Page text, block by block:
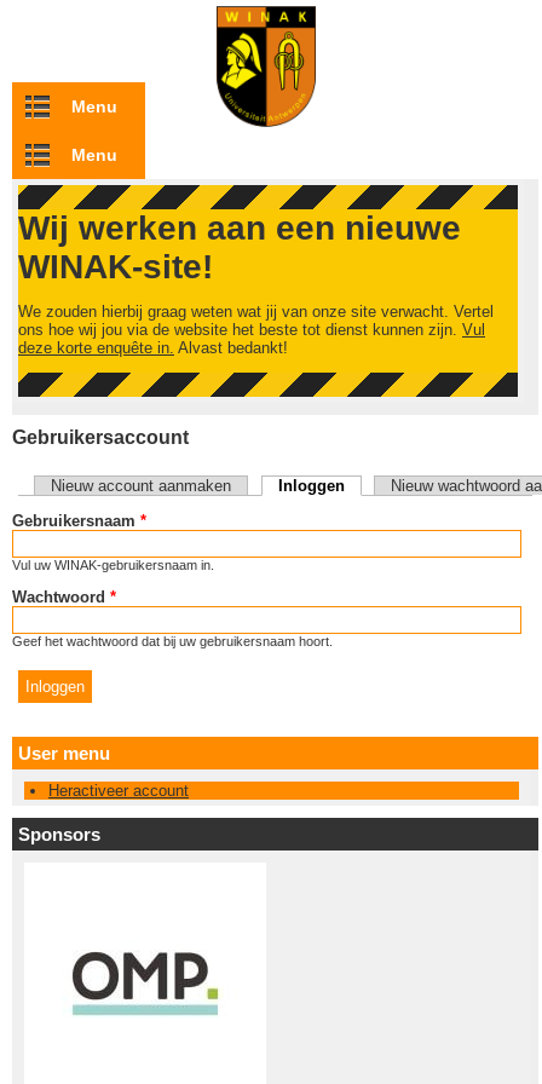
Overslaan en naar de inhoud gaan
Menu
Menu
Wij werken aan een nieuwe
WINAK-site!
We zouden hierbij graag weten wat jij van onze site verwacht. Vertel
ons hoe wij jou via de website het beste tot dienst kunnen zijn. Vul
deze korte enquête in. Alvast bedankt!
Gebruikersaccount
Primaire tabs
Nieuw account aanmaken Inloggen(actieve tabblad)
Nieuw wachtwoord
Gebruikersnaam *
Vul uw WINAK-gebruikersnaam in.
Wachtwoord *
Geef het wachtwoord dat bij uw gebruikersnaam hoort.
User menu
Heractiveer account
Sponsors